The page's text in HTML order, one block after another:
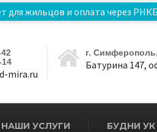
для жильцов и оплата через
14
mira.ru
г.
Батурина 147,
НАШИ УСЛУГИ БУДНИ УК